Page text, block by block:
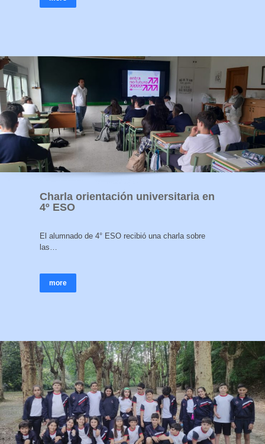
Charla orientación universitaria en
4º ESO
El alumnado de 4° ESO recibió una charla sobre
las…
more